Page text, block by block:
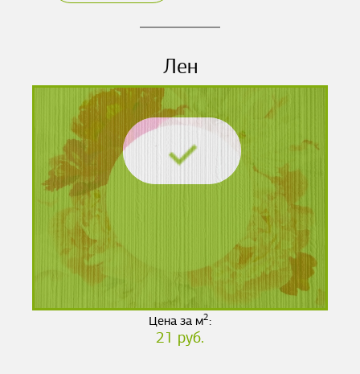
Лен
Цена за м2:
21 руб.